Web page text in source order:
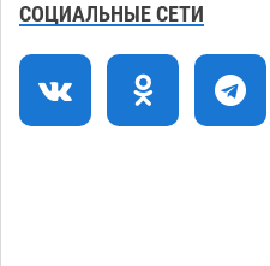
пожара в Астрахани
12:49
Астраханские
победы стартовали на
СОЦИАЛЬНЫЕ СЕТИ